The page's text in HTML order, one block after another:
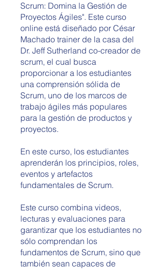
Scrum: Domina la Gestión de
Proyectos Ágiles". Este curso
online está diseñado por César
Machado trainer de la casa del
Dr. Jeff Sutherland co-creador de
scrum, el cual busca
proporcionar a los estudiantes
una comprensión sólida de
Scrum, uno de los marcos de
trabajo ágiles más populares
para la gestión de productos y
proyectos.
En este curso, los estudiantes
aprenderán los principios, roles,
eventos y artefactos
fundamentales de Scrum.
Este curso combina videos,
lecturas y evaluaciones para
garantizar que los estudiantes no
sólo comprendan los
fundamentos de Scrum, sino que
también sean capaces de